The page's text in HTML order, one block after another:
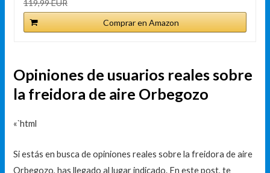
119,99 EUR
Comprar en Amazon
Opiniones de usuarios reales sobre
la freidora de aire Orbegozo
«`html
Si estás en busca de opiniones reales sobre la freidora de aire
Orbegozo, has llegado al lugar indicado. En este post, te